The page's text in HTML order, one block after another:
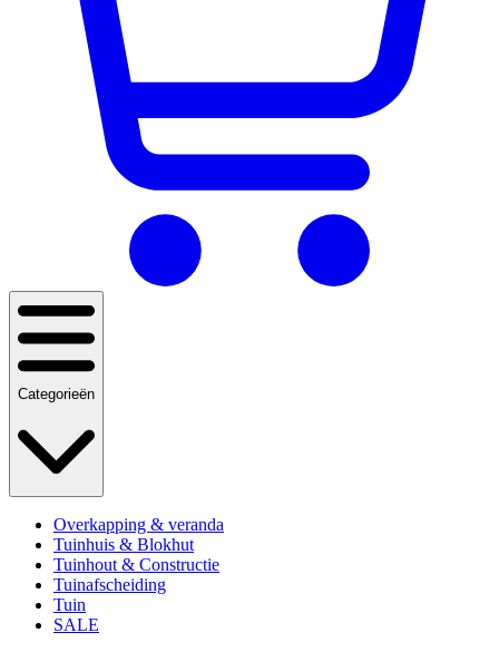
Categorieën
Overkapping & veranda
Tuinhuis & Blokhut
Tuinhout & Constructie
Tuinafscheiding
Tuin
SALE